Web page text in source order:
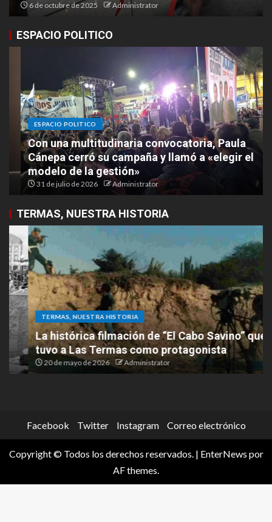
6 de octubre de 2025 Administrator
ESPACIO POLITICO
ESPACIO POLITICO
Con una multitudinaria convocatoria, Paula
Cánepa cerró su campaña y llamó a «elegir el
modelo de la gestión»
31 de julio de 2026 Administrator
TERMAS, NUESTRA HISTORIA
TERMAS, NUESTRA HISTORIA
La histórica filmación de “El Cabo Savino” que
tuvo a Las Termas como protagonista
20 de mayo de 2026 Administrator
Facebook Twitter Instagram Correo electrónico
Copyright © Todos los derechos reservados. | EnterNews por
AF themes.